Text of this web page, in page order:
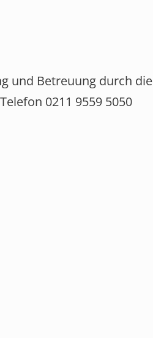
und Betreuung durch die
0211 9559 5050